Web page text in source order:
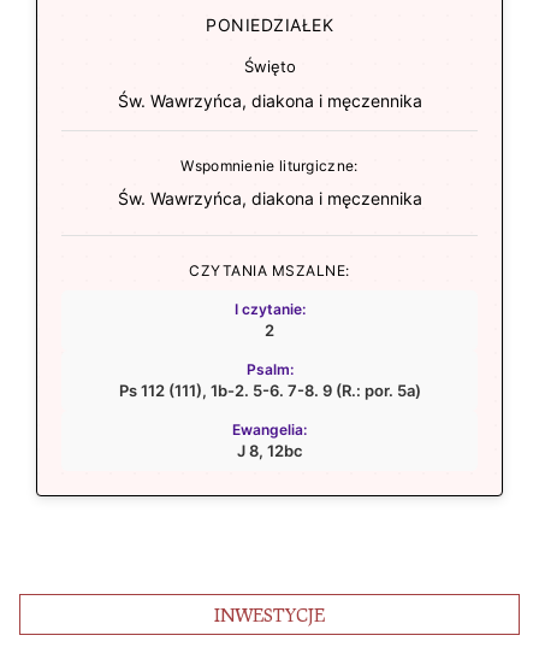
PONIEDZIAŁEK
Święto
Św. Wawrzyńca, diakona i męczennika
Wspomnienie liturgiczne:
Św. Wawrzyńca, diakona i męczennika
CZYTANIA MSZALNE:
I czytanie:
2
Psalm:
Ps 112 (111), 1b-2. 5-6. 7-8. 9 (R.: por. 5a)
Ewangelia:
J 8, 12bc
INWESTYCJE